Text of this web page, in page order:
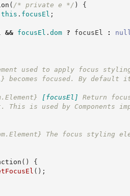
( /* private e */ )
{
this . focusEl ;
&& focusEl . dom ? focusEl :
used to apply focus styling
} becomes focused. By default
[focusEl]
Return
is used by Components
The focus styling
( )
{
( ) ;